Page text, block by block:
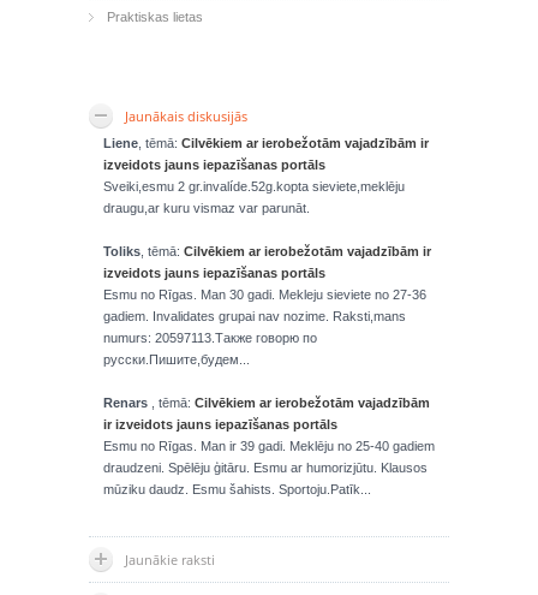
Praktiskas lietas
Jaunākais diskusijās
Liene , tēmā: Cilvēkiem ar ierobežotām vajadzībām ir
izveidots jauns iepazīšanas portāls
Sveiki,esmu 2 gr.invalíde.52g.kopta sieviete,meklēju
draugu,ar kuru vismaz var parunāt.
Toliks , tēmā: Cilvēkiem ar ierobežotām vajadzībām ir
izveidots jauns iepazīšanas portāls
Esmu no Rīgas. Man 30 gadi. Mekleju sieviete no 27-36
gadiem. Invalidates grupai nav nozime. Raksti,mans
numurs: 20597113.Также говорю по
русски.Пишите,будем...
Renars , tēmā: Cilvēkiem ar ierobežotām vajadzībām
ir izveidots jauns iepazīšanas portāls
Esmu no Rīgas. Man ir 39 gadi. Meklēju no 25-40 gadiem
draudzeni. Spēlēju ģitāru. Esmu ar humorizjūtu. Klausos
mūziku daudz. Esmu šahists. Sportoju.Patīk...
Jaunākie raksti